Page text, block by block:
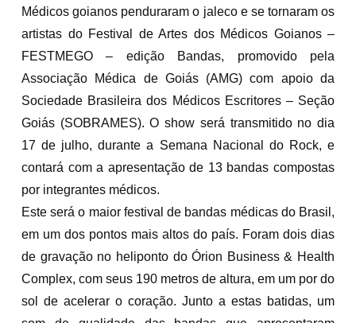
Médicos goianos penduraram o jaleco e se tornaram os
artistas do Festival de Artes dos Médicos Goianos –
FESTMEGO – edição Bandas, promovido pela
Associação Médica de Goiás (AMG) com apoio da
Sociedade Brasileira dos Médicos Escritores – Seção
Goiás (SOBRAMES). O show será transmitido no dia
17 de julho, durante a Semana Nacional do Rock, e
contará com a apresentação de 13 bandas compostas
por integrantes médicos.
Este será o maior festival de bandas médicas do Brasil,
em um dos pontos mais altos do país. Foram dois dias
de gravação no heliponto do Órion Business & Health
Complex, com seus 190 metros de altura, em um por do
sol de acelerar o coração. Junto a estas batidas, um